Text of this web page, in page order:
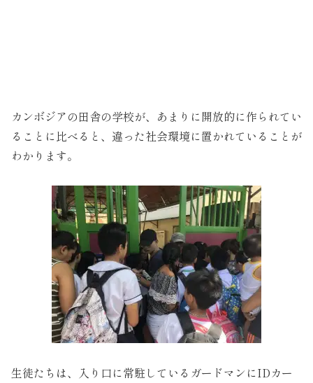
カンボジアの田舎の学校が、あまりに開放的に作られてい
ることに比べると、違った社会環境に置かれていることが
わかります。
生徒たちは、入り口に常駐しているガードマンにIDカー